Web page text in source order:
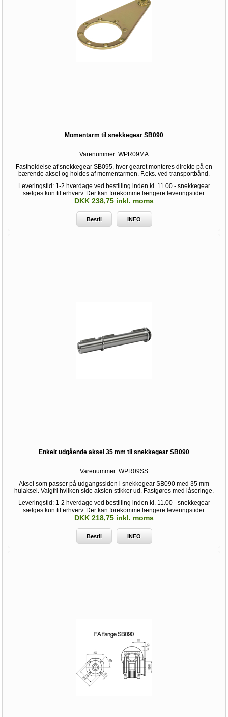
Momentarm til snekkegear SB090
Varenummer: WPR09MA
Fastholdelse af snekkegear SB095, hvor gearet monteres direkte på en
bærende aksel og holdes af momentarmen. F.eks. ved transportbånd.
Leveringstid: 1-2 hverdage ved bestilling inden kl. 11.00 - snekkegear
sælges kun til erhverv. Der kan forekomme længere leveringstider.
DKK 238,75 inkl. moms
Bestil INFO
Enkelt udgående aksel 35 mm til snekkegear SB090
Varenummer: WPR09SS
Aksel som passer på udgangssiden i snekkegear SB090 med 35 mm
hulaksel. Valgfri hvilken side akslen stikker ud. Fastgøres med låseringe.
Leveringstid: 1-2 hverdage ved bestilling inden kl. 11.00 - snekkegear
sælges kun til erhverv. Der kan forekomme længere leveringstider.
DKK 218,75 inkl. moms
Bestil INFO